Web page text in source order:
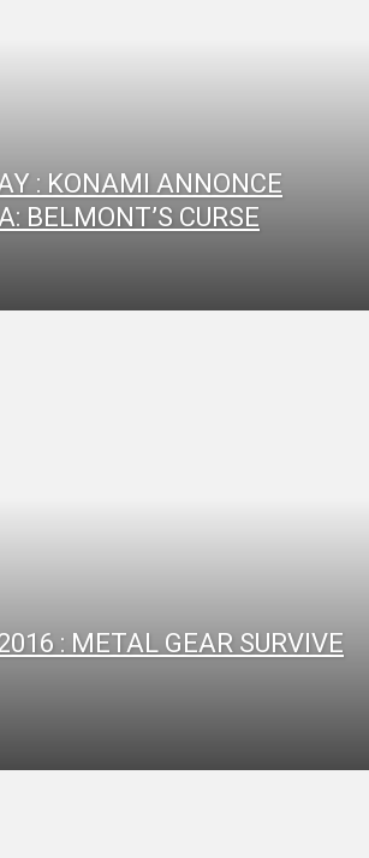
: KONAMI ANNONCE
BELMONT’S CURSE
: METAL GEAR SURVIVE